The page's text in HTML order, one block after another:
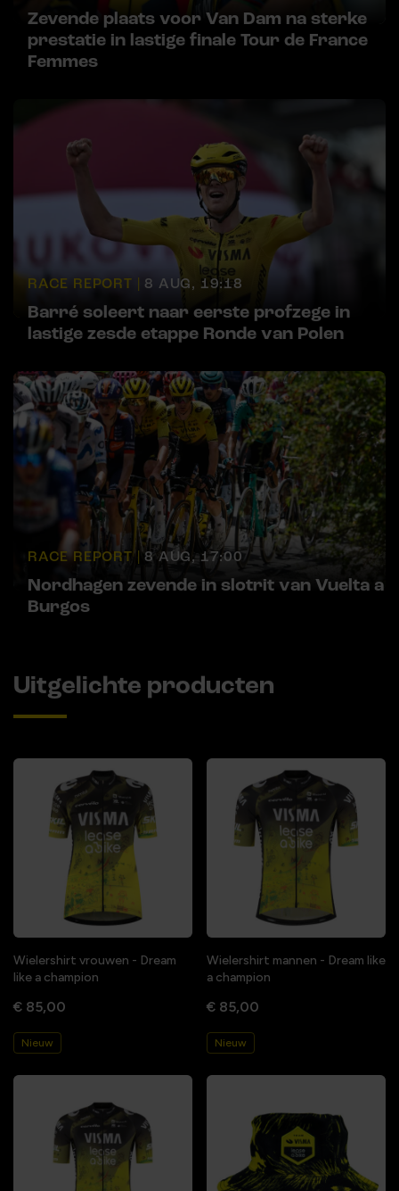
Zevende plaats voor Van Dam na sterke
prestatie in lastige finale Tour de France
Femmes
RACE REPORT | 8 AUG, 19:18
Barré soleert naar eerste profzege in
lastige zesde etappe Ronde van Polen
RACE REPORT | 8 AUG, 17:00
Nordhagen zevende in slotrit van Vuelta a
Burgos
Uitgelichte producten
Wielershirt vrouwen - Dream
like a champion
€ 85,00
Nieuw
Wielershirt mannen - Dream like
a champion
€ 85,00
Nieuw